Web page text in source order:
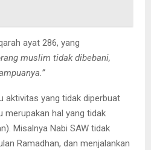
ayat 286, yang
muslim tidak dibebani,
aktivitas yang tidak diperbuat
merupakan hal yang tidak
Misalnya Nabi SAW tidak
Ramadhan, dan menjalankan